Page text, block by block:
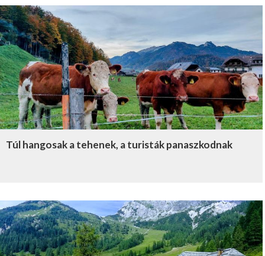
Túl hangosak a tehenek, a turisták panaszkodnak